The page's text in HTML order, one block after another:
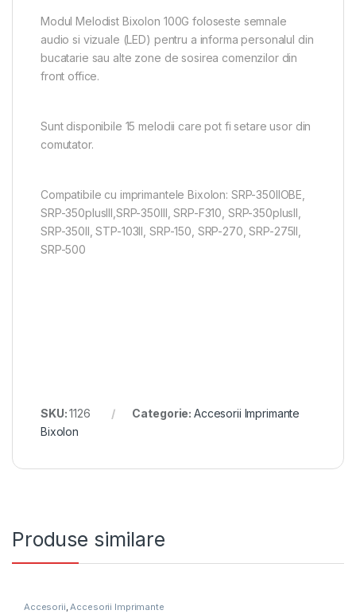
Modul Melodist Bixolon 100G foloseste semnale
audio si vizuale (LED) pentru a informa personalul din
bucatarie sau alte zone de sosirea comenzilor din
front office.
Sunt disponibile 15 melodii care pot fi setare usor din
comutator.
Compatibile cu imprimantele Bixolon: SRP-350IIOBE,
SRP-350plusIII,SRP-350III, SRP-F310, SRP-350plusII,
SRP-350II, STP-103II, SRP-150, SRP-270, SRP-275II,
SRP-500
SKU:1126 Categorie: Accesorii Imprimante
Bixolon
Produse similare
Accesorii Accesorii Imprimante